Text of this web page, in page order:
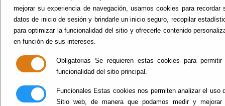
mejorar su experiencia de navegación, usamos cookies para recordar
datos de inicio de sesión y brindarle un inicio seguro, recopilar
para optimizar la funcionalidad del sitio y ofrecerle contenido
en función de sus intereses.
Obligatorias Se requieren estas cookies para permitir
funcionalidad del sitio principal.
Funcionales Estas cookies nos permiten analizar el uso
Sitio web, de manera que podamos medir y mejorar